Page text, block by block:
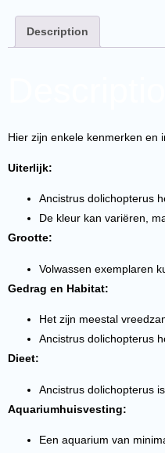
Description
Hier zijn enkele kenmerken en
Uiterlijk:
Ancistrus dolichopterus
De kleur kan variëren,
Grootte:
Volwassen exemplaren
Gedrag en Habitat:
Het zijn meestal
Ancistrus dolichopterus
Dieet:
Ancistrus dolichopterus
Aquariumhuisvesting:
Een aquarium van